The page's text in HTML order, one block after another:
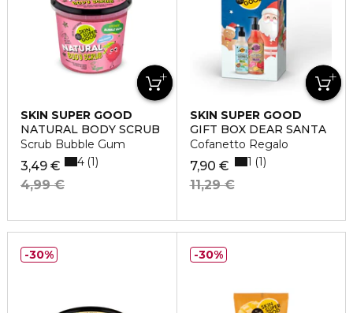
SKIN SUPER GOOD
NATURAL BODY SCRUB
Scrub Bubble Gum
3,49 €
4,99 €
4 1
SKIN SUPER GOOD
GIFT BOX DEAR SANTA
Cofanetto Regalo
7,90 €
11,29 €
1 1
30% 30%